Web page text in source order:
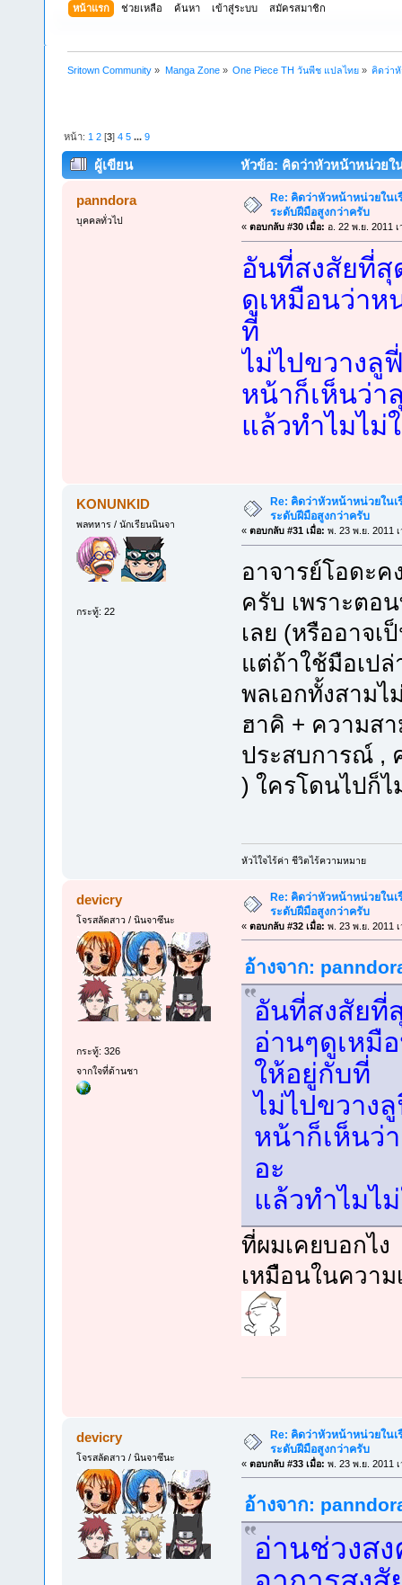
หน้าแรก ช่วยเหลือ ค้นหา เข้าสู่ระบบ สมัครสมาชิก
Sritown Community » Manga Zone» One Piece TH วันพีช แปลไทย» คิดว่าหั
หน้า: 1 2 [3]4 5 ...9
ผู้เขียน หัวข้อ: คิดว่าหัวหน้าหน่วยใ
panndora
บุคคลทั่วไป
Re: คิดว่าหัวหน้าหน่วยใน
ระดับฝีมือสูงกว่าครับ
« ตอบกลับ #30 เมื่อ: อ. 22 พ.ย. 2011
อันที่สงสัยที่สุ
ดูเหมือนว่าห
ที่
ไม่ไปขวางลู
หน้าก็เห็นว่า
แล้วทำไมไม่
KONUNKID
พลทหาร / นักเรียนนินจา
กระทู้: 22
Re: คิดว่าหัวหน้าหน่วยใน
ระดับฝีมือสูงกว่าครับ
« ตอบกลับ #31 เมื่อ: พ. 23 พ.ย. 2011
อาจารย์โอดะ
ครับ เพราะตอ
เลย (หรืออาจเ
แต่ถ้าใช้มือเป
พลเอกทั้งสาม
ฮาคิ + ความส
ประสบการณ์ ,
) ใครโดนไปก็
หัวไใจไร้ค่า ชีวิตไร้ความหมาย
devicry
โจรสลัดสาว / นินจาซึนะ
กระทู้: 326
จากใจที่ด้านชา
Re: คิดว่าหัวหน้าหน่วยใน
ระดับฝีมือสูงกว่าครับ
« ตอบกลับ #32 เมื่อ: พ. 23 พ.ย. 2011
อ้างจาก:
อันที่สงสัยที่
อ่านๆดูเหมื
ให้อยู่กับที่
ไม่ไปขวาง
หน้าก็เห็นว่
อะ
แล้วทำไมไ
ที่ผมเคยบอกไ
เหมือนในควา
devicry
โจรสลัดสาว / นินจาซึนะ
Re: คิดว่าหัวหน้าหน่วยใน
ระดับฝีมือสูงกว่าครับ
« ตอบกลับ #33 เมื่อ: พ. 23 พ.ย. 2011
อ้างจาก:
อ่านช่วงส